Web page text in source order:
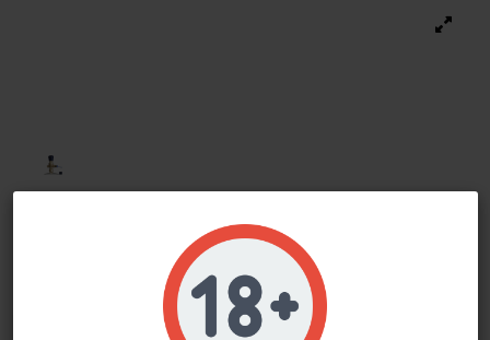
Neptune Hydroponics
Reductor CO2
LLAMAS GROW NO VENDE ABSOLUTAMENTE NINGÚN PRODUCTO QUE ESTE FUERA DE LA LEY